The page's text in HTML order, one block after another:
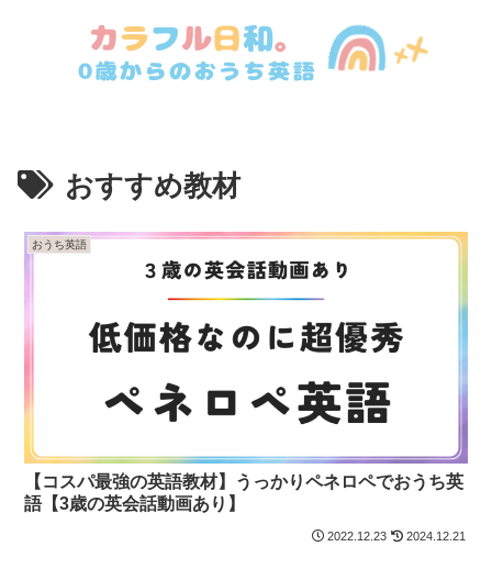
おすすめ教材
おうち英語
【コスパ最強の英語教材】うっかりペネロペでおうち英
語【3歳の英会話動画あり】
2022.12.23 2024.12.21